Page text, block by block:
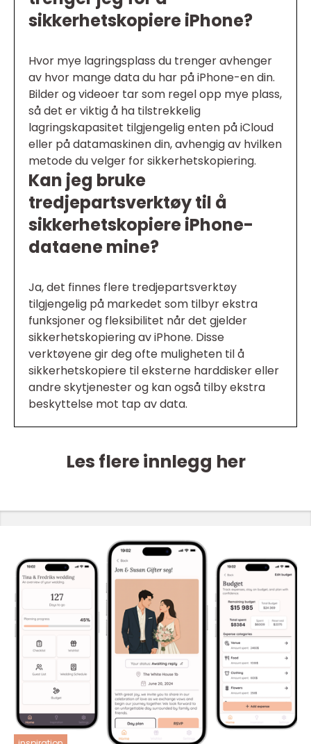
sikkerhetskopiere iPhone?
Hvor mye lagringsplass du trenger avhenger
av hvor mange data du har på iPhone-en din.
Bilder og videoer tar som regel opp mye plass,
så det er viktig å ha tilstrekkelig
lagringskapasitet tilgjengelig enten på iCloud
eller på datamaskinen din, avhengig av hvilken
metode du velger for sikkerhetskopiering.
Kan jeg bruke
tredjepartsverktøy til å
sikkerhetskopiere iPhone-
dataene mine?
Ja, det finnes flere tredjepartsverktøy
tilgjengelig på markedet som tilbyr ekstra
funksjoner og fleksibilitet når det gjelder
sikkerhetskopiering av iPhone. Disse
verktøyene gir deg ofte muligheten til å
sikkerhetskopiere til eksterne harddisker eller
andre skytjenester og kan også tilby ekstra
beskyttelse mot tap av data.
Les flere innlegg her